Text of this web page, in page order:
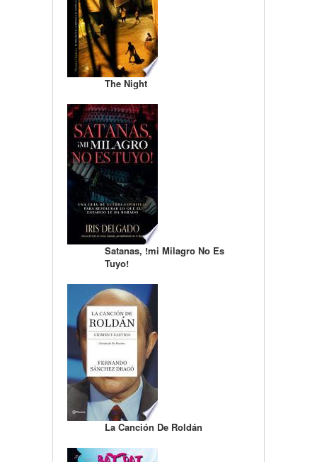
The Night
Satanas, !mi Milagro No Es
Tuyo!
La Canción De Roldán